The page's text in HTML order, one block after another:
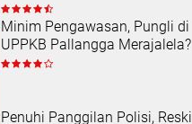
Minim Pengawasan, Pungli di
UPPKB Pallangga Merajalela?
Penuhi Panggilan Polisi, Reski